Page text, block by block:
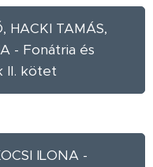
HACKI TAMÁS,
- Fonátria és
II. kötet
ILONA -